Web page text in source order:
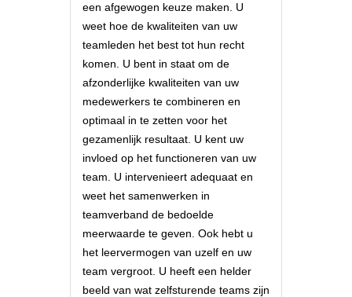
een afgewogen keuze maken. U
weet hoe de kwaliteiten van uw
teamleden het best tot hun recht
komen. U bent in staat om de
afzonderlijke kwaliteiten van uw
medewerkers te combineren en
optimaal in te zetten voor het
gezamenlijk resultaat. U kent uw
invloed op het functioneren van uw
team. U intervenieert adequaat en
weet het samenwerken in
teamverband de bedoelde
meerwaarde te geven. Ook hebt u
het leervermogen van uzelf en uw
team vergroot. U heeft een helder
beeld van wat zelfsturende teams zijn